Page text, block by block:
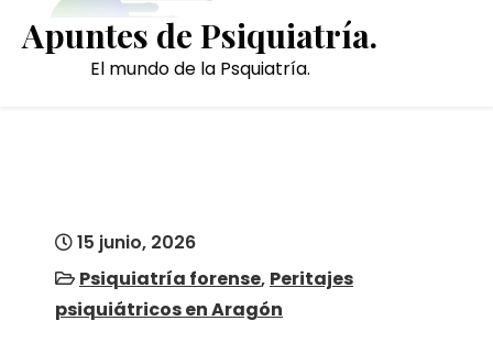
Apuntes de Psiquiatría.
El mundo de la Psquiatría.
15 junio, 2026
Psiquiatría forense, Peritajes
psiquiátricos en Aragón